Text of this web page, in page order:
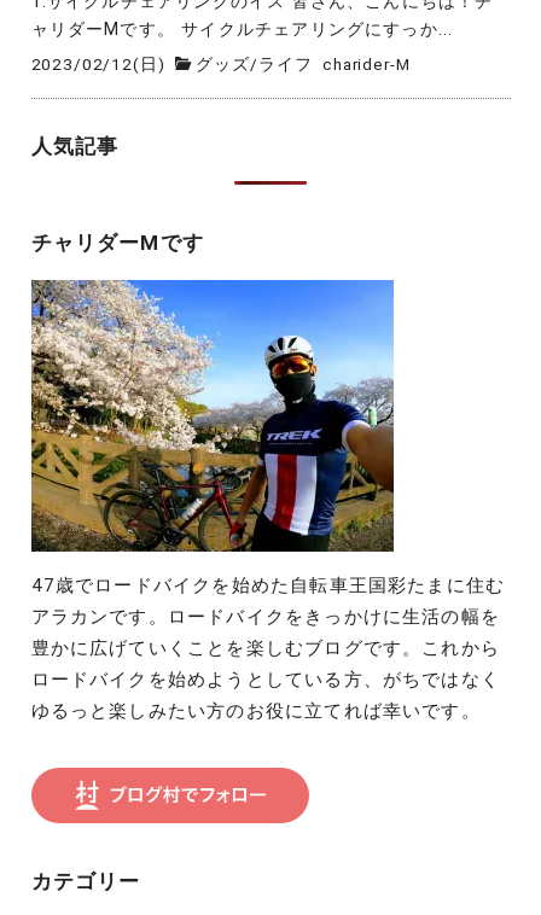
ャリダーMです。 サイクルチェアリングにすっか...
2023/02/12(日) グッズ/ライフ charider-M
人気記事
チャリダーMです
47歳でロードバイクを始めた自転車王国彩たまに住む
アラカンです。ロードバイクをきっかけに生活の幅を
豊かに広げていくことを楽しむブログです。これから
ロードバイクを始めようとしている方、がちではなく
ゆるっと楽しみたい方のお役に立てれば幸いです。
カテゴリー